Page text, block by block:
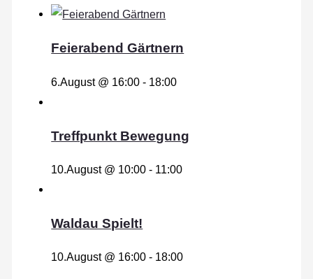
Feierabend Gärtnern
6.August @ 16:00 - 18:00
Treffpunkt Bewegung
10.August @ 10:00 - 11:00
Waldau Spielt!
10.August @ 16:00 - 18:00